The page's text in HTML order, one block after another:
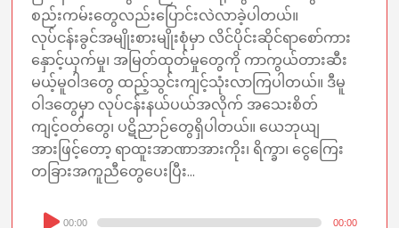
စည်းကမ်းတွေလည်းပြောင်းလဲလာခဲ့ပါတယ်။
လုပ်ငန်းခွင်အမျိုးစားမျိုးစုံမှာ လိင်ပိုင်းဆိုင်ရာစော်ကား
နှောင့်ယှက်မှု၊ အမြတ်ထုတ်မှုတွေကို ကာကွယ်တားဆီး
မယ့်မူဝါဒတွေ ထည့်သွင်းကျင့်သုံးလာကြပါတယ်။ ဒီမူ
ဝါဒတွေမှာ လုပ်ငန်းနယ်ပယ်အလိုက် အသေးစိတ်
ကျင့်ဝတ်တွေ၊ ပဋိညာဉ်တွေရှိပါတယ်။ ယေဘုယျ
အားဖြင့်တော့ ရာထူးအာဏာအားကိုး၊ ရိက္ခာ၊ ငွေကြေး
တခြားအကူညီတွေပေးပြီး...
Audio00:00 00:00